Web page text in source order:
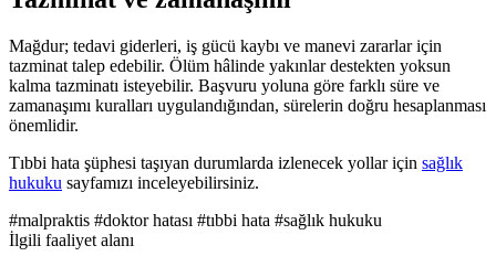
Mağdur; tedavi giderleri, iş gücü kaybı ve manevi zararlar için
tazminat talep edebilir. Ölüm hâlinde yakınlar destekten yoksun
kalma tazminatı isteyebilir. Başvuru yoluna göre farklı süre ve
zamanaşımı kuralları uygulandığından, sürelerin doğru hesaplanması
önemlidir.
Tıbbi hata şüphesi taşıyan durumlarda izlenecek yollar için sağlık
hukuku sayfamızı inceleyebilirsiniz.
#malpraktis #doktor hatası #tıbbi hata #sağlık hukuku
İlgili faaliyet alanı